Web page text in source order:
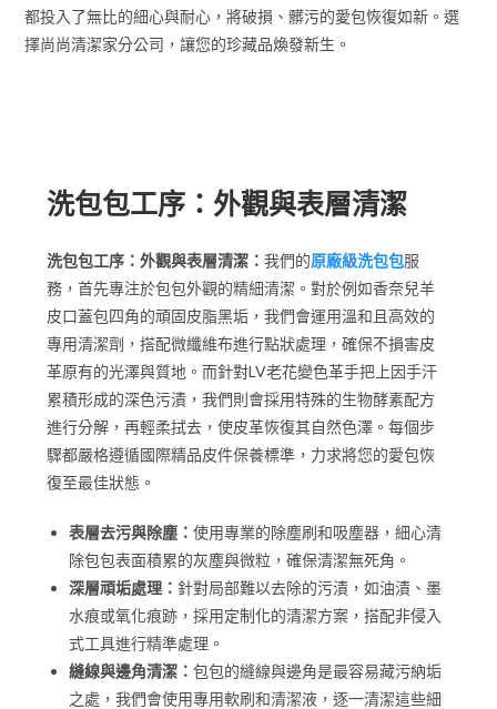
都投入了無比的細心與耐心，將破損、髒污的愛包恢復如新。選
擇尚尚清潔家分公司，讓您的珍藏品煥發新生。
洗包包工序：外觀與表層清潔
洗包包工序：外觀與表層清潔：我們的原廠級洗包包服
務，首先專注於包包外觀的精細清潔。對於例如香奈兒羊
皮口蓋包四角的頑固皮脂黑垢，我們會運用溫和且高效的
專用清潔劑，搭配微纖維布進行點狀處理，確保不損害皮
革原有的光澤與質地。而針對LV老花變色革手把上因手汗
累積形成的深色污漬，我們則會採用特殊的生物酵素配方
進行分解，再輕柔拭去，使皮革恢復其自然色澤。每個步
驟都嚴格遵循國際精品皮件保養標準，力求將您的愛包恢
復至最佳狀態。
表層去污與除塵：使用專業的除塵刷和吸塵器，細心清
除包包表面積累的灰塵與微粒，確保清潔無死角。
深層頑垢處理： 針對局部難以去除的污漬，如油漬、墨
水痕或氧化痕跡，採用定制化的清潔方案，搭配非侵入
式工具進行精準處理。
縫線與邊角清潔：包包的縫線與邊角是最容易藏污納垢
之處，我們會使用專用軟刷和清潔液，逐一清潔這些細